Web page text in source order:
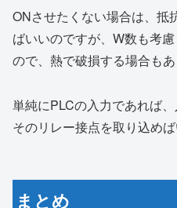
ONさせたくない場合は、抵
ばいいのですが、W数も考
ので、熱で破損する場合もあ
単純にPLCの入力であれば、
そのリレー接点を取り込めば
まとめ